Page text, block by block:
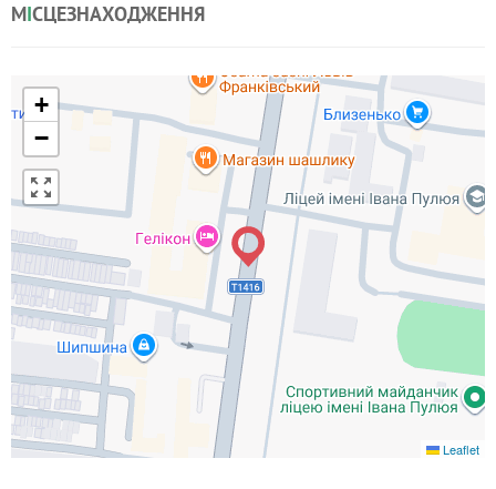
МІСЦЕЗНАХОДЖЕННЯ
+
−
Leaflet